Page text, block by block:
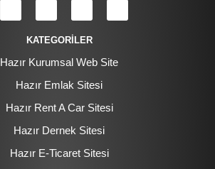
KATEGORİLER
Hazır Kurumsal Web Site
Hazır Emlak Sitesi
Hazır Rent A Car Sitesi
Hazır Dernek Sitesi
Hazır E-Ticaret Sitesi